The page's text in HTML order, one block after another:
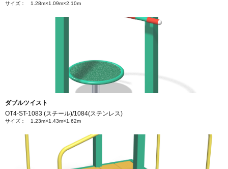
サイズ： 1.28m×1.09m×2.10m
ダブルツイスト
OT4-ST-1083 (スチール)/1084(ステンレス)
サイズ： 1.23m×1.43m×1.62m